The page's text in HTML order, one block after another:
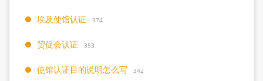
埃及使馆认证 374
贸促会认证 353
使馆认证目的说明怎么写 342